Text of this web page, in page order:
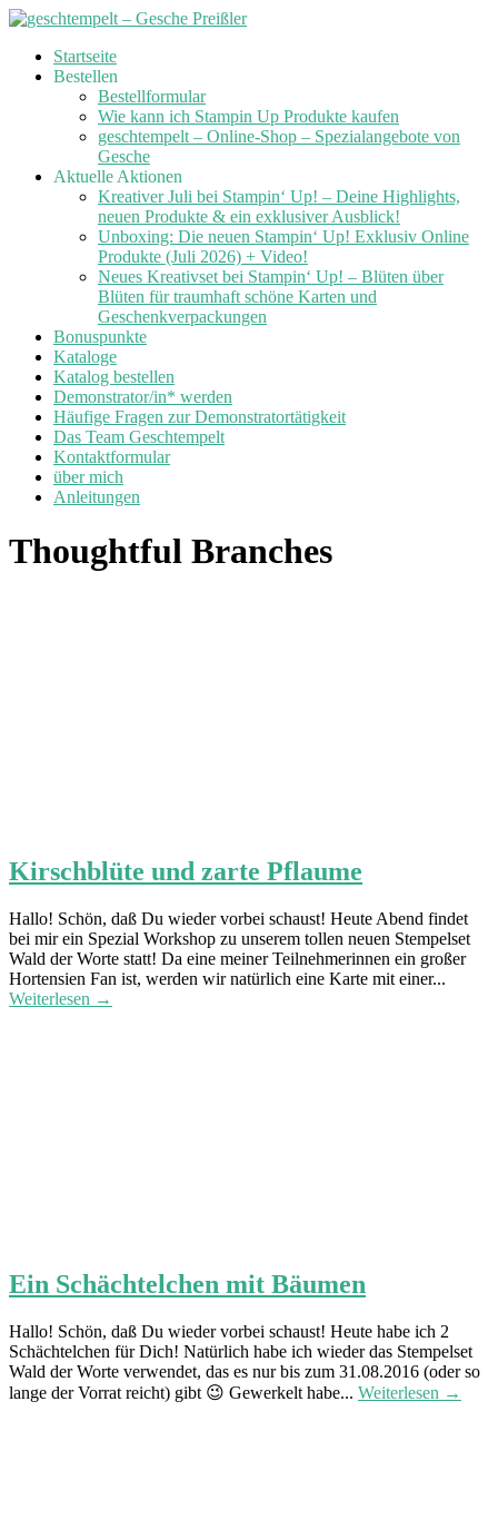
Skip
Startseite
Bestellen
Bestellformular
Wie kann ich Stampin Up Produkte kaufen
geschtempelt – Online-Shop – Spezialangebote von
Gesche
Aktuelle Aktionen
Kreativer Juli bei Stampin‘ Up! – Deine Highlights,
neuen Produkte & ein exklusiver Ausblick!
Unboxing: Die neuen Stampin‘ Up! Exklusiv Online
Produkte (Juli 2026) + Video!
Neues Kreativset bei Stampin‘ Up! – Blüten über
Blüten für traumhaft schöne Karten und
Geschenkverpackungen
Bonuspunkte
Kataloge
Katalog bestellen
Demonstrator/in* werden
Häufige Fragen zur Demonstratortätigkeit
Das Team Geschtempelt
Kontaktformular
über mich
Anleitungen
Thoughtful Branches
Kirschblüte und zarte Pflaume
Hallo! Schön, daß Du wieder vorbei schaust! Heute Abend findet
bei mir ein Spezial Workshop zu unserem tollen neuen Stempelset
Wald der Worte statt! Da eine meiner Teilnehmerinnen ein großer
Hortensien Fan ist, werden wir natürlich eine Karte mit einer...
Weiterlesen →
Ein Schächtelchen mit Bäumen
Hallo! Schön, daß Du wieder vorbei schaust! Heute habe ich 2
Schächtelchen für Dich! Natürlich habe ich wieder das Stempelset
Wald der Worte verwendet, das es nur bis zum 31.08.2016 (oder so
lange der Vorrat reicht) gibt 😉 Gewerkelt habe... Weiterlesen →